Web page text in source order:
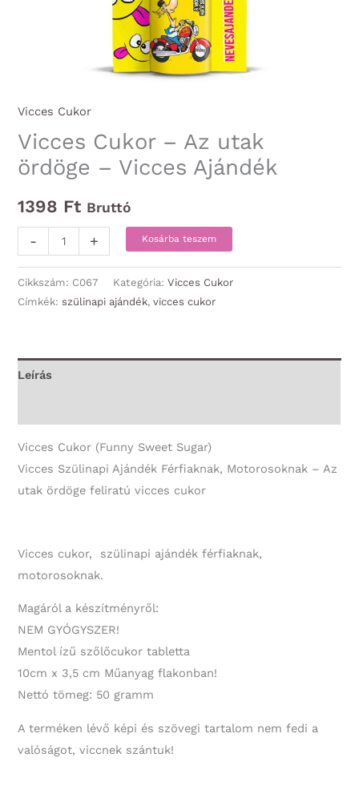
Vicces Cukor
Vicces Cukor – Az utak
ördöge – Vicces Ajándék
1398 Ft Bruttó
-
Cukor
-
Az
+ Kosárba teszem
Cikkszám: C067 Kategória:Vicces Cukor
Címkék:szülinapi ajándék,vicces cukor
Leírás
Vicces Cukor (Funny Sweet Sugar)
Vicces Szülinapi Ajándék Férfiaknak, Motorosoknak – Az
utak ördöge feliratú vicces cukor
Vicces cukor, szülinapi ajándék férfiaknak,
motorosoknak.
Magáról a készítményről:
NEM GYÓGYSZER!
Mentol ízű szőlőcukor tabletta
10cm x 3,5 cm Műanyag flakonban!
Nettó tömeg: 50 gramm
A terméken lévő képi és szövegi tartalom nem fedi a
valóságot, viccnek szántuk!